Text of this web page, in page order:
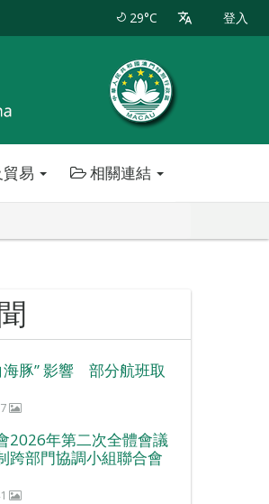
29°C 登入
易 相關連結
海豚” 影響 部分航班取
2026年第二次全體會議
跨部門協調小組聯合會